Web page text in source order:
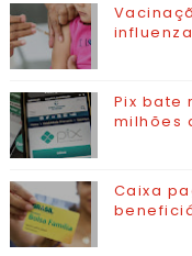
Pix bate
milhões
Caixa